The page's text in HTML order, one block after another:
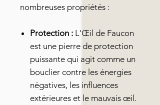
nombreuses propriétés :
Protection : L'Œil de Faucon
est une pierre de protection
puissante qui agit comme un
bouclier contre les énergies
négatives, les influences
extérieures et le mauvais œil.